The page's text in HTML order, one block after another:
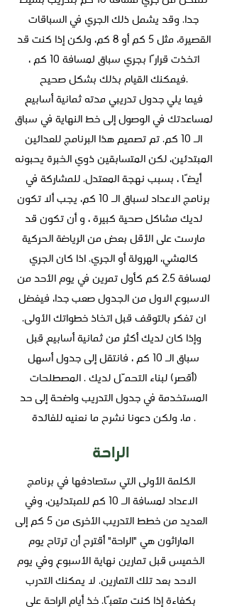
جدا. وقد يشمل ذلك الجري في السباقات
القصيرة، مثل 5 كم أو 8 كم، ولكن إذا كنت قد
اتخذت قرارًا بجري سباق لمسافة 10 كم ،
فيمكنك القيام بذلك بشكل صحيح.
فيما يلي جدول تدريبي مدته ثمانية أسابيع
لمساعدتك في الوصول إلى خط النهاية في سباق
الـ 10 كم. تم تصميم هذا البرنامج للعدائين
المبتدئين، لكن المتسابقين ذوي الخبرة يحبونه
أيضًا ، بسبب نهجة المعتدل. للمشاركة في
برنامج الاعداد لسباق الـ 10 كم، يجب ألا تكون
لديك مشاكل صحية كبيرة ، و أن تكون قد
مارست على الأقل بعض من الرياضة الحركية
كالمشي، الهرولة أو الجري. اذا كان الجري
لمسافة 2.5 كم كأول تمرين في يوم الأحد من
الاسبوع الاول من الجدول صعب جدا، فيفضل
ان تفكر بالتوقف قبل اتخاذ خطواتك الأولى.
وإذا كان لديك أكثر من ثمانية أسابيع قبل
سباق الـ 10 كم ، فانتقل إلى جدول أسهل
(أقصر) لبناء التحمّل لديك . المصطلحات
المستخدمة في جدول التدريب واضحة إلى حد
ما، ولكن دعونا نشرح ما نعنيه للفائدة .
الراحة
الكلمة الأولى التي ستصادفها في برنامج
الاعداد لمسافة الـ 10 كم للمبتدئين، وفي
العديد من خطط التدريب الأخرى من 5 كم إلى
الماراثون هي "الراحة" أقترح أن ترتاح يوم
الخميس قبل تمارين نهاية الأسبوع وفي يوم
الاحد بعد تلك التمارين. لا يمكنك التدرب
بكفاءة إذا كنت متعبًا. خذ أيام الراحة على